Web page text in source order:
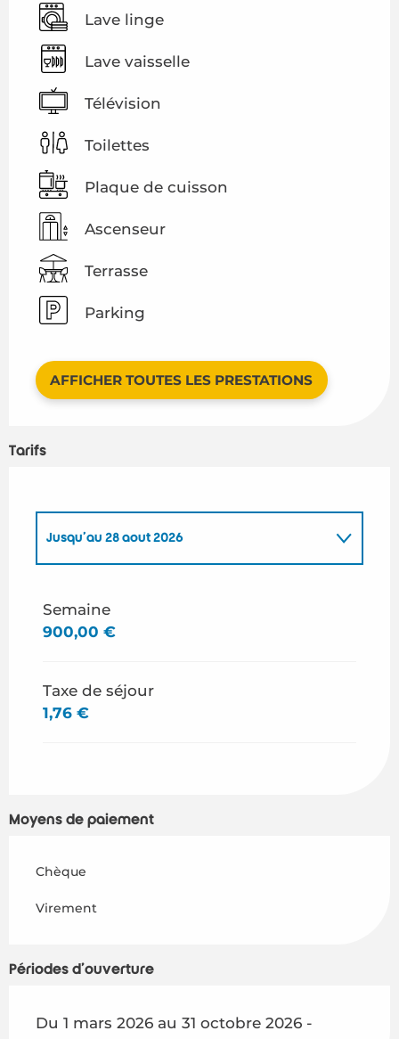
Lave linge
Lave vaisselle
Télévision
Toilettes
Plaque de cuisson
Ascenseur
Terrasse
Parking
AFFICHER TOUTES LES PRESTATIONS
Tarifs
Jusqu'au 28 août 2026
Du 29 août 2026
Semaine
900,00 €
Taxe de séjour
1,76 €
Moyens de paiement
Chèque
Virement
Périodes d'ouverture
Du 1 mars 2026 au 31 octobre 2026 -